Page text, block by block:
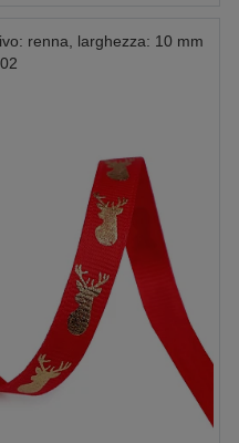
renna, larghezza: 10 mm